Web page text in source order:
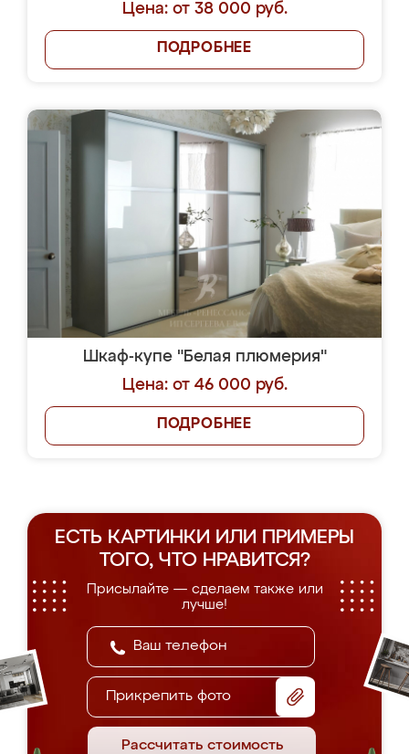
Цена: от 38 000 руб.
ПОДРОБНЕЕ
Шкаф-купе "Белая плюмерия"
Цена: от 46 000 руб.
ПОДРОБНЕЕ
ЕСТЬ КАРТИНКИ ИЛИ ПРИМЕРЫ
ТОГО, ЧТО НРАВИТСЯ?
Присылайте — сделаем также или
лучше!
Прикрепить фото
Рассчитать стоимость